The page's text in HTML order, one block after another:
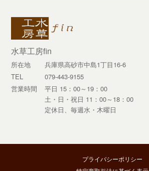
水草工房fin
所在地
兵庫県高砂市中島1丁目16-6
TEL
079-443-9155
営業時間
平日 15：00～19：00
土・日・祝日 11：00～18：00
定休日、毎週水・木曜日
プライバシーポリシー